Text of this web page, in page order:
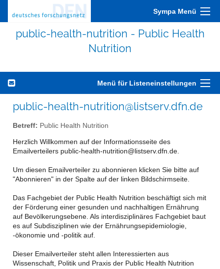
Sympa Menü
public-health-nutrition - Public Health
Nutrition
Menü für Listeneinstellungen
public-health-nutrition@listserv.dfn.de
Betreff: Public Health Nutrition
Herzlich Willkommen auf der Informationsseite des
Emailverteilers public-health-nutrition@listserv.dfn.de.
Um diesen Emailverteiler zu abonnieren klicken Sie bitte auf
"Abonnieren" in der Spalte auf der linken Bildschirmseite.
Das Fachgebiet der Public Health Nutrition beschäftigt sich mit
der Förderung einer gesunden und nachhaltigen Ernährung
auf Bevölkerungsebene. Als interdisziplinäres Fachgebiet baut
es auf Subdisziplinen wie der Ernährungsepidemiologie,
-ökonomie und -politik auf.
Dieser Emailverteiler steht allen Interessierten aus
Wissenschaft, Politik und Praxis der Public Health Nutrition